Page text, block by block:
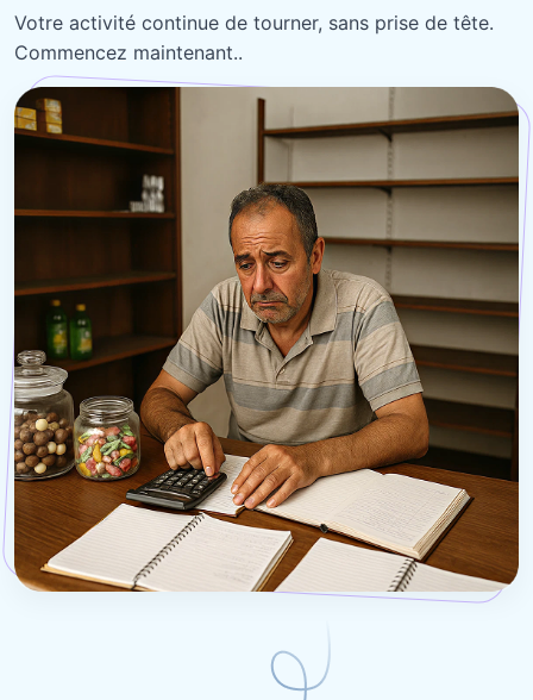
Votre activité continue de tourner, sans prise de tête.
Commencez maintenant..